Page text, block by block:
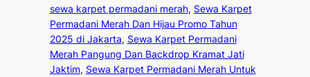
sewa karpet permadani merah, Sewa Karpet
Permadani Merah Dan Hijau Promo Tahun
2025 di Jakarta, Sewa Karpet Permadani
Merah Pangung Dan Backdrop Kramat Jati
Jaktim, Sewa Karpet Permadani Merah Untuk